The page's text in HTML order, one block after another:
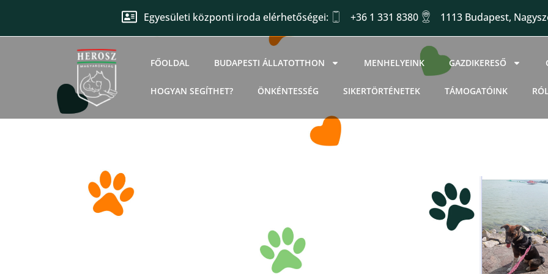
Egyesületi központi iroda elérhetőségei: +36 1 331 8380 1113 Budapest,
FŐOLDAL BUDAPESTI ÁLLATOTTHON MENHELYEINK GAZDIKERESŐ
HOGYAN SEGÍTHET? ÖNKÉNTESSÉG SIKERTÖRTÉNETEK TÁMOGATÓINK